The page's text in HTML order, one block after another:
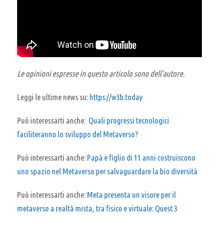
Le opinioni espresse in questo articolo sono dell’autore.
Leggi le ultime news su: https://w3b.today
Può interessarti anche: Quali progressi tecnologici
faciliteranno lo sviluppo del Metaverso?
Può interessarti anche: Papà e figlio di 11 anni costruiscono
uno spazio nel Metaverso per salvaguardare la bio diversità
Può interessarti anche: Meta presenta un visore per il
metaverso a realtà mista, tra fisico e virtuale: Quest 3